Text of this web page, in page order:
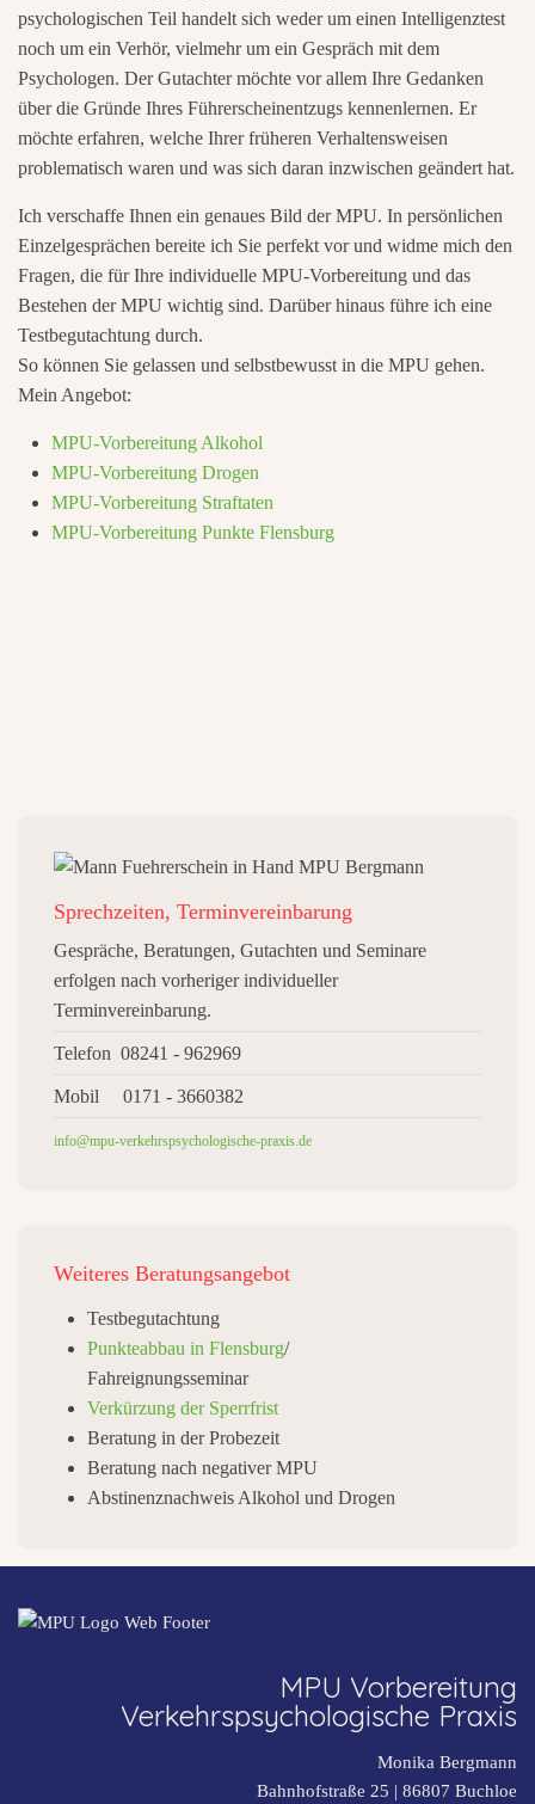
psychologischen Teil handelt sich weder um einen Intelligenztest
noch um ein Verhör, vielmehr um ein Gespräch mit dem
Psychologen. Der Gutachter möchte vor allem Ihre Gedanken
über die Gründe Ihres Führerscheinentzugs kennenlernen. Er
möchte erfahren, welche Ihrer früheren Verhaltensweisen
problematisch waren und was sich daran inzwischen geändert hat.
Ich verschaffe Ihnen ein genaues Bild der MPU. In persönlichen
Einzelgesprächen bereite ich Sie perfekt vor und widme mich den
Fragen, die für Ihre individuelle MPU-Vorbereitung und das
Bestehen der MPU wichtig sind. Darüber hinaus führe ich eine
Testbegutachtung durch.
So können Sie gelassen und selbstbewusst in die MPU gehen.
Mein Angebot:
MPU-Vorbereitung Alkohol
MPU-Vorbereitung Drogen
MPU-Vorbereitung Straftaten
MPU-Vorbereitung Punkte Flensburg
Sprechzeiten, Terminvereinbarung
Gespräche, Beratungen, Gutachten und Seminare
erfolgen nach vorheriger individueller
Terminvereinbarung.
Telefon 08241 - 962969
Mobil 0171 - 3660382
info@mpu-verkehrspsychologische-praxis.de
Weiteres Beratungsangebot
Testbegutachtung
Punkteabbau in Flensburg/
Fahreignungsseminar
Verkürzung der Sperrfrist
Beratung in der Probezeit
Beratung nach negativer MPU
Abstinenznachweis Alkohol und Drogen
MPU Vorbereitung
Verkehrspsychologische Praxis
Monika Bergmann
Bahnhofstraße 25 | 86807 Buchloe